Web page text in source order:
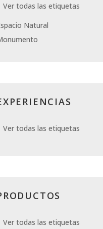
Ver todas las etiquetas
Natural
Ver todas las etiquetas
Ver todas las etiquetas